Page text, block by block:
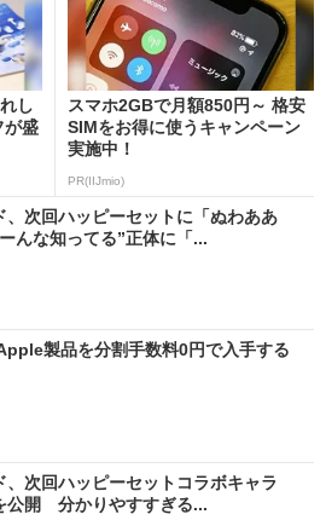
し
が盛
スマホ2GBで月額850円～ 格安
SIMをお得に使うキャンペーン
実施中！
PR(IIJmio)
、次回ハッピーセットに「ぬわああ
んな知ってる”正体に「...
製品を分割手数料0円で入手する
、次回ハッピーセットコラボキャラ
公開 分かりやすすぎる...